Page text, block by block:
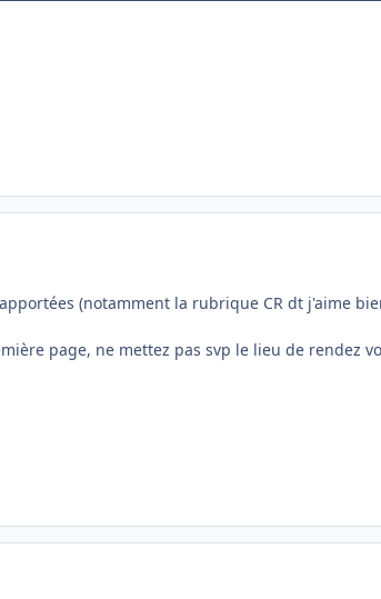
(notamment la rubrique CR dt j'aime
page, ne mettez pas svp le lieu de rendez